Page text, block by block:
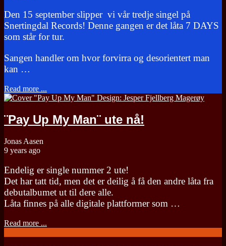
Den 15 september slipper vi vår tredje singel på
Snertingdal Records! Denne gangen er det låta 7 DAYS
som står for tur.
Sangen handler om hvor forvirra og desorientert man
kan …
Read more ...
¨Pay Up My Man¨ ute nå!
Jonas Aasen
9 years ago
Endelig er single nummer 2 ute!
Det har tatt tid, men det er deilig å få den andre låta fra
debutalbumet ut til dere alle.
Låta finnes på alle digitale plattformer som …
Read more ...